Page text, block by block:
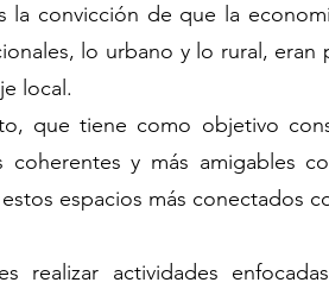
la convicción de que la
lo urbano y lo rural, eran
local.
que tiene como objetivo
coherentes y más amigables
espacios más conectados
realizar actividades